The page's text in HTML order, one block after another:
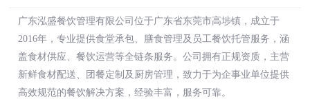
广东泓盛餐饮管理有限公司位于广东省东莞市高埗镇，成立于
2016年，专业提供食堂承包、膳食管理及员工餐饮托管服务，涵
盖食材供应、餐饮运营等全链条服务。公司拥有正规资质，主营
新鲜食材配送、团餐定制及厨房管理，致力于为企事业单位提供
高效规范的餐饮解决方案，经验丰富，服务可靠。